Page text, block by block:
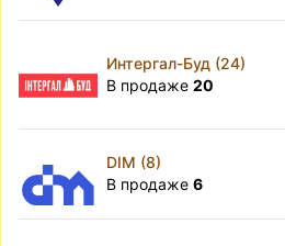
Интергал-Буд (24)
В продаже 20
DIM (8)
В продаже 6